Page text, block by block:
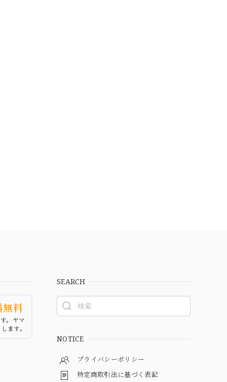
無料
。ヤマ
ます。
SEARCH
NOTICE
プライバシーポリシー
特定商取引法に基づく表記